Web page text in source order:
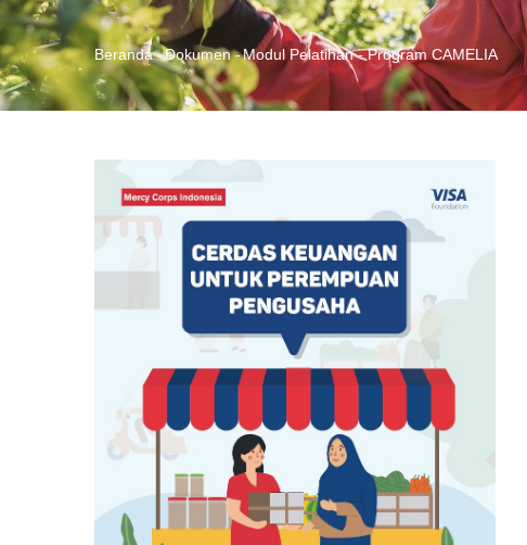
Breadcrumb
Beranda -Dokumen -Modul Pelatihan - Program CAMELIA